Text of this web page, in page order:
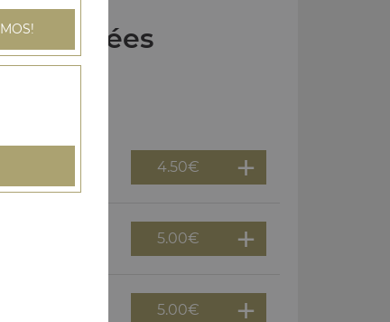
Entrées
4.50€
5.00€
5.00€